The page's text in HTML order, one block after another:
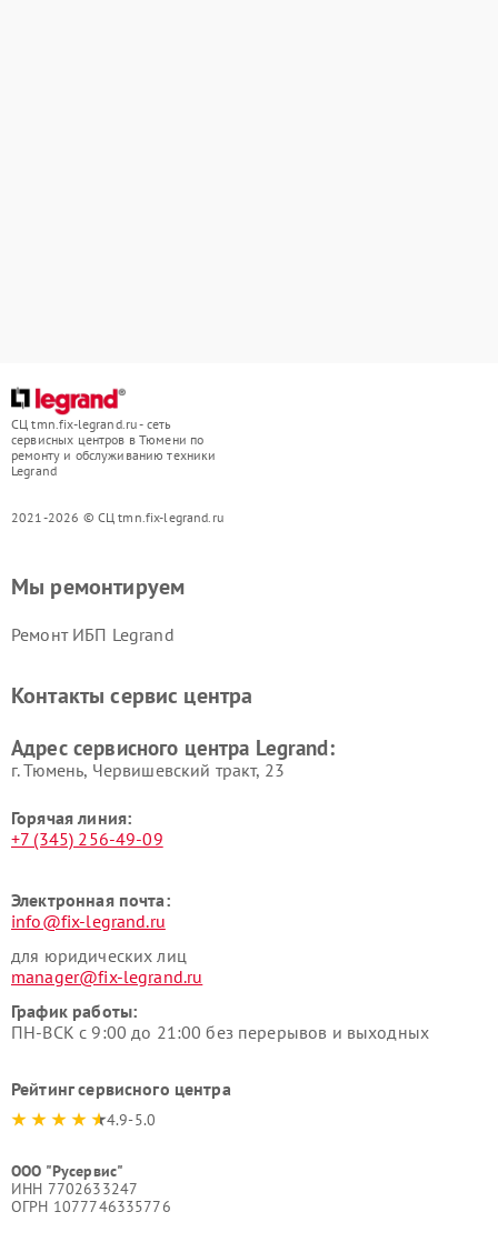
СЦ tmn.fix-legrand.ru - сеть
сервисных центров в Тюмени по
ремонту и обслуживанию техники
Legrand
2021-2026 © СЦ tmn.fix-legrand.ru
Мы ремонтируем
Ремонт ИБП Legrand
Контакты сервис центра
Адрес сервисного центра Legrand:
г. Тюмень, ​Червишевский тракт, 23
Горячая линия:
+7 (345) 256-49-09
Электронная почта:
info@fix-legrand.ru
для юридических лиц
manager@fix-legrand.ru
График работы:
ПН-ВСК с 9:00 до 21:00 без перерывов и выходных
Рейтинг сервисного центра
4.9-5.0
ООО "Русервис"
ИНН 7702633247
ОГРН 1077746335776